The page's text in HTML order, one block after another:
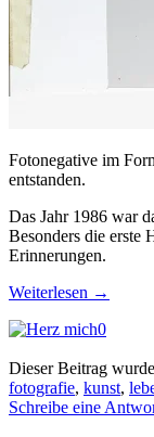
Fotonegative im
entstanden.
Das Jahr 1986 war
Besonders die erste
Erinnerungen.
Weiterlesen →
0
Dieser Beitrag
fotografie, kunst,
Schreibe eine